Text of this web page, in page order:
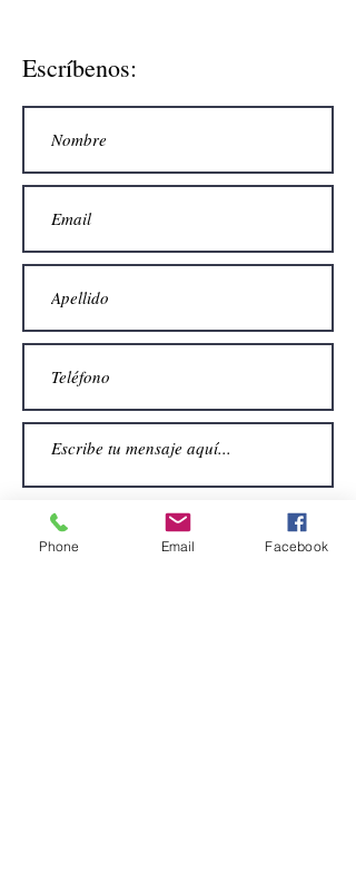
Escríbenos:
Enviar
Phone Email Facebook